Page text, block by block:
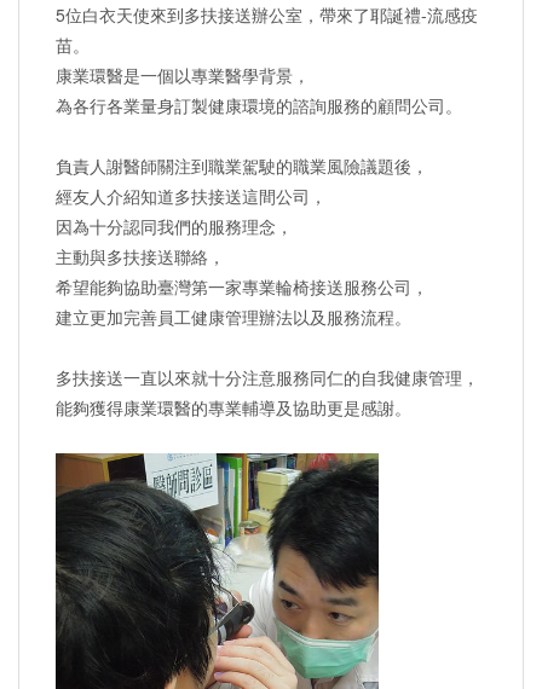
5位白衣天使來到多扶接送辦公室，帶來了耶誕禮-流感疫
苗。
康業環醫是一個以專業醫學背景，
為各行各業量身訂製健康環境的諮詢服務的顧問公司。
負責人謝醫師關注到職業駕駛的職業風險議題後，
經友人介紹知道多扶接送這間公司，
因為十分認同我們的服務理念，
主動與多扶接送聯絡，
希望能夠協助臺灣第一家專業輪椅接送服務公司，
建立更加完善員工健康管理辦法以及服務流程。
多扶接送一直以來就十分注意服務同仁的自我健康管理，
能夠獲得康業環醫的專業輔導及協助更是感謝。